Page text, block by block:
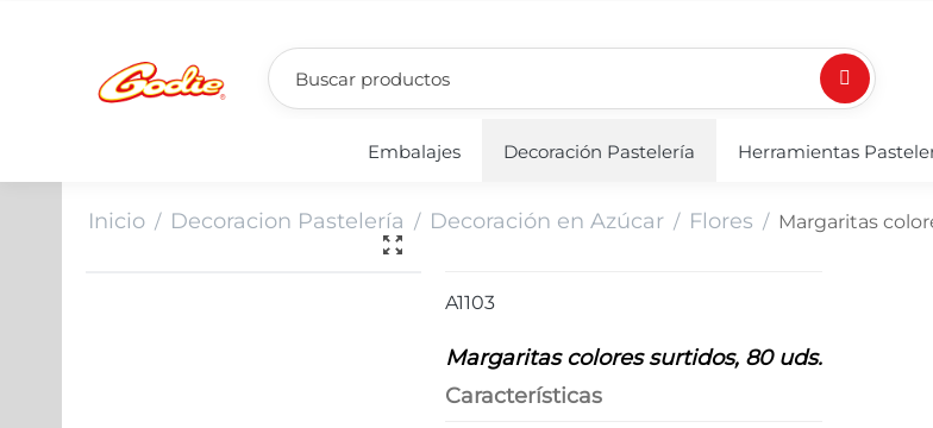
Embalajes Decoración Pastelería Herramientas
Inicio / Decoracion Pastelería / Decoración en Azúcar / Flores / Margaritas
A1103
Margaritas colores surtidos, 80 uds.
Características